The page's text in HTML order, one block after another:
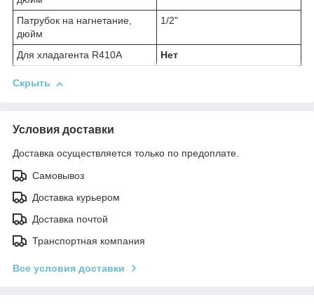
Патрубок на нагнетание,
дюйм
1/2"
Для хладагента R410A Нет
Скрыть
Условия доставки
Доставка осуществляется только по предоплате.
Самовывоз
Доставка курьером
Доставка почтой
Транспортная компания
Все условия доставки